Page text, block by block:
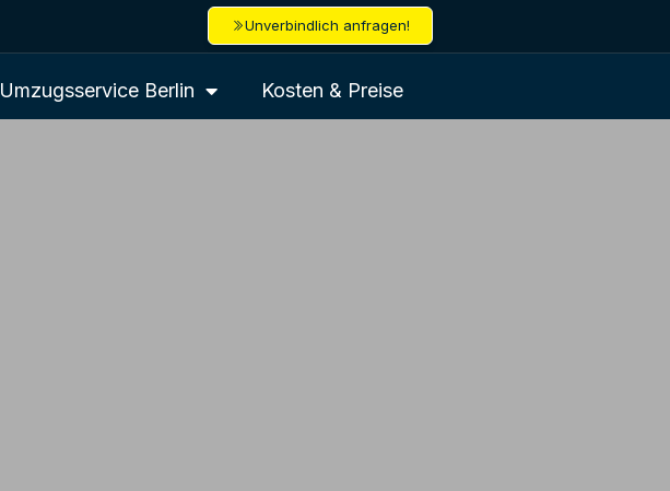
Unverbindlich anfragen!
Umzugsservice Berlin Kosten & Preise